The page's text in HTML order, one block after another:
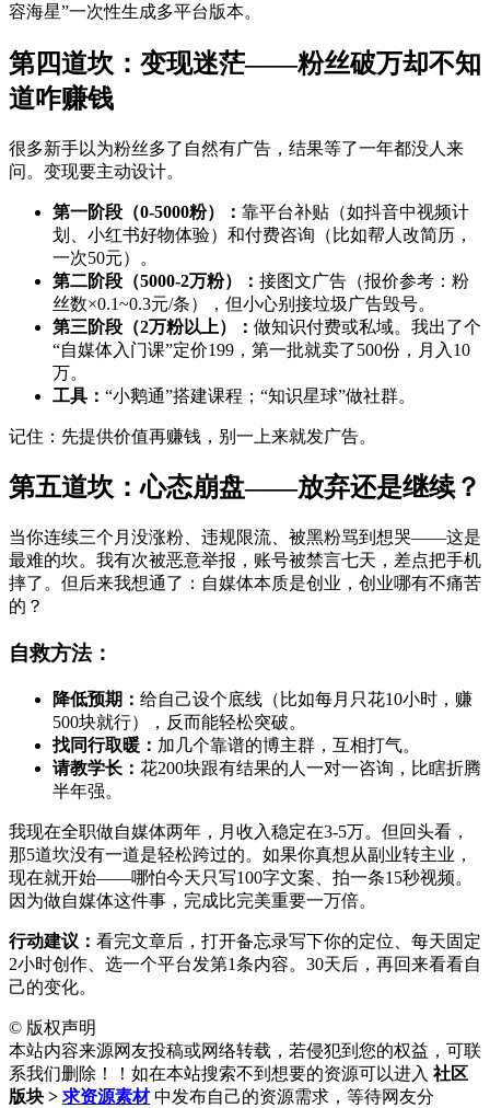
容海星”一次性生成多平台版本。
第四道坎：变现迷茫——粉丝破万却不知
道咋赚钱
很多新手以为粉丝多了自然有广告，结果等了一年都没人来
问。变现要主动设计。
第一阶段（0-5000粉）： 靠平台补贴（如抖音中视频计
划、小红书好物体验）和付费咨询（比如帮人改简历，
一次50元）。
第二阶段（5000-2万粉）： 接图文广告（报价参考：粉
丝数×0.1~0.3元/条），但小心别接垃圾广告毁号。
第三阶段（2万粉以上）： 做知识付费或私域。我出了个
“自媒体入门课”定价199，第一批就卖了500份，月入10
万。
工具： “小鹅通”搭建课程；“知识星球”做社群。
记住：先提供价值再赚钱，别一上来就发广告。
第五道坎：心态崩盘——放弃还是继续？
当你连续三个月没涨粉、违规限流、被黑粉骂到想哭——这是
最难的坎。我有次被恶意举报，账号被禁言七天，差点把手机
摔了。但后来我想通了：自媒体本质是创业，创业哪有不痛苦
的？
自救方法：
降低预期： 给自己设个底线（比如每月只花10小时，赚
500块就行），反而能轻松突破。
找同行取暖： 加几个靠谱的博主群，互相打气。
请教学长： 花200块跟有结果的人一对一咨询，比瞎折腾
半年强。
我现在全职做自媒体两年，月收入稳定在3-5万。但回头看，
那5道坎没有一道是轻松跨过的。如果你真想从副业转主业，
现在就开始——哪怕今天只写100字文案、拍一条15秒视频。
因为做自媒体这件事，完成比完美重要一万倍。
行动建议： 看完文章后，打开备忘录写下你的定位、每天固定
2小时创作、选一个平台发第1条内容。30天后，再回来看看自
己的变化。
© 版权声明
本站内容来源网友投稿或网络转载，若侵犯到您的权益，可联
系我们删除！！如在本站搜索不到想要的资源可以进入 社区
版块 > 求资源素材 中发布自己的资源需求，等待网友分